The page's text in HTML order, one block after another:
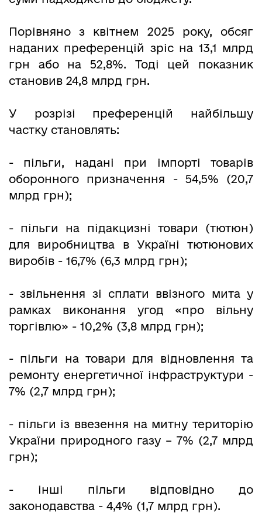
Порівняно з квітнем 2025 року, обсяг
наданих преференцій зріс на 13,1 млрд
грн або на 52,8%. Тоді цей показник
становив 24,8 млрд грн.
У розрізі преференцій найбільшу
частку становлять:
- пільги, надані при імпорті товарів
оборонного призначення - 54,5% (20,7
млрд грн);
- пільги на підакцизні товари (тютюн)
для виробництва в Україні тютюнових
виробів - 16,7% (6,3 млрд грн);
- звільнення зі сплати ввізного мита у
рамках виконання угод «про вільну
торгівлю» - 10,2% (3,8 млрд грн);
- пільги на товари для відновлення та
ремонту енергетичної інфраструктури -
7% (2,7 млрд грн);
- пільги із ввезення на митну територію
України природного газу – 7% (2,7 млрд
грн);
- інші пільги відповідно до
законодавства - 4,4% (1,7 млрд грн).